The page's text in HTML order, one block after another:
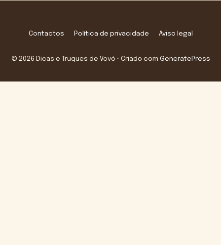
Contactos Política de privacidade Aviso legal
© 2026 Dicas e Truques de Vovó • Criado com GeneratePress